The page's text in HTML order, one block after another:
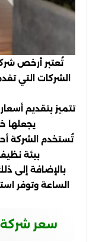
تُعتبر أرخص
الشركات التي
تتميز بتقديم
يجعلها
تُستخدم الشركة
بيئة
بالإضافة إلى
الساعة وتوفر
سعر شركة